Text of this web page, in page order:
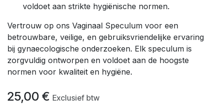
voldoet aan strikte hygiënische normen.
Vertrouw op ons Vaginaal Speculum voor een
betrouwbare, veilige, en gebruiksvriendelijke ervaring
bij gynaecologische onderzoeken. Elk speculum is
zorgvuldig ontworpen en voldoet aan de hoogste
normen voor kwaliteit en hygiëne.
25,00 € Exclusief btw